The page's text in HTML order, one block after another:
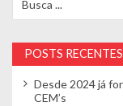
POSTS RECENTES
Desde 2024 já
CEM’s